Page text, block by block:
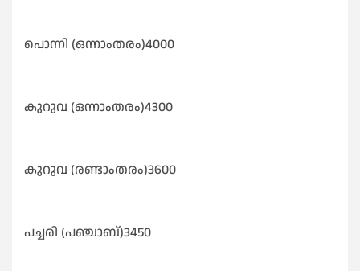
പൊന്നി (ഒന്നാംതരം)4000
കുറുവ (ഒന്നാംതരം)4300
കുറുവ (രണ്ടാംതരം)3600
പച്ചരി (പഞ്ചാബ്)3450